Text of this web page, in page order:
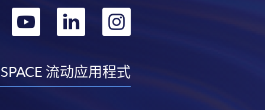
转
youtube
转
linkedin
转
instagram
流动应用程式